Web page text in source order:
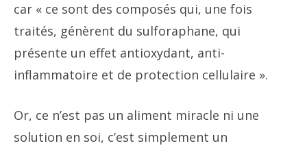
car « ce sont des composés qui, une fois
traités, génèrent du sulforaphane, qui
présente un effet antioxydant, anti-
inflammatoire et de protection cellulaire ».
Or, ce n’est pas un aliment miracle ni une
solution en soi, c’est simplement un